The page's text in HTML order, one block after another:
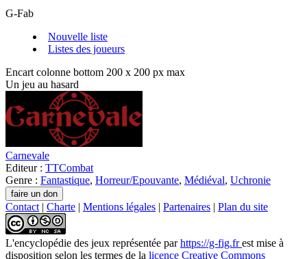
G-Fab
Nouvelle liste
Listes des joueurs
Encart colonne bottom 200 x 200 px max
Un jeu au hasard
Carnevale
Editeur : TTCombat
Genre : Fantastique, Horreur/Epouvante, Médiéval, Uchronie
Contact | Charte | Mentions légales | Partenaires | Plan du site
L'encyclopédie des jeux représentée parhttps://g-fig.frest mise à
disposition selon les termes de la licence Creative Commons